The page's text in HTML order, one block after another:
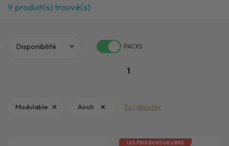
9 produit(s) trouvé(s)
PACKS
1
Modulable Airoh Tout décocher
LES PRIX EN ROUE LIBRE